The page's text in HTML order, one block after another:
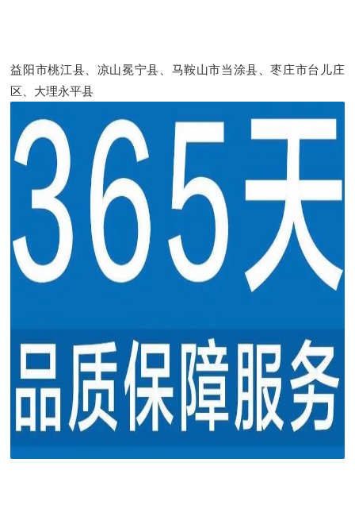
益阳市桃江县、凉山冕宁县、马鞍山市当涂县、枣庄市台儿庄
区、大理永平县